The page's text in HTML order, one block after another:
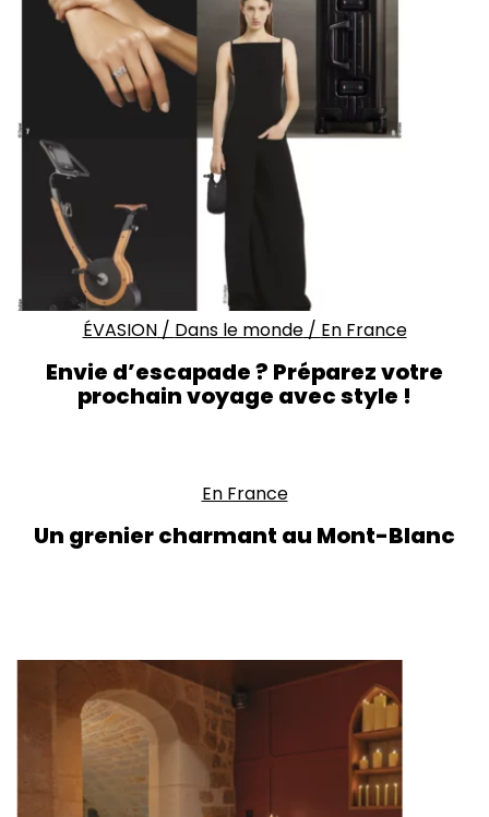
ÉVASION/ Dans le monde/ En France
Envie d’escapade ? Préparez votre
prochain voyage avec style !
En France
Un grenier charmant au Mont-Blanc